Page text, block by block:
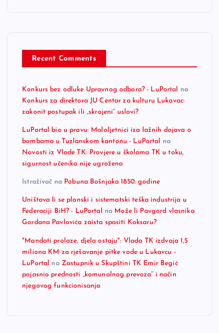
Recent Comments
Konkurs bez odluke Upravnog odbora? - LuPortal na
Konkurs za direktora JU Centar za kulturu Lukavac:
zakonit postupak ili „skrojeni“ uslovi?
LuPortal bio u pravu: Maloljetnici iza lažnih dojava o
bombama u Tuzlanskom kantonu - LuPortal na
Novosti iz Vlade TK: Provjere u školama TK u toku,
sigurnost učenika nije ugrožena
Istraživač na Pobuna Bošnjaka 1850. godine
Uništava li se planski i sistematski teška industrija u
Federaciji BiH? - LuPortal na Može li Pavgord vlasnika
Gordana Pavlovića zaista spasiti Koksaru?
"Mandati prolaze, djela ostaju": Vlada TK izdvaja 1,5
miliona KM za rješavanje pitke vode u Lukavcu -
LuPortal na Zastupnik u Skupštini TK Emir Begić
pojasnio prednosti „komunalnog prevoza“ i način
njegovog funkcionisanja